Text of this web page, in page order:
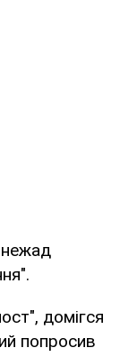
домігся
попросив